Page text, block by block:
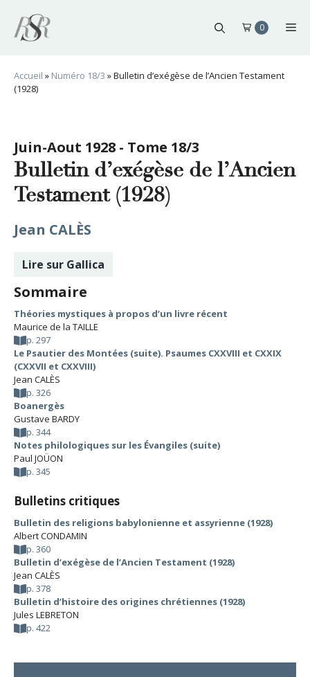
contenu
0
Accueil » Numéro 18/3 »Bulletin d’exégèse de l’Ancien Testament
(1928)
Juin-Aout 1928 - Tome 18/3
Bulletin d’exégèse de l’Ancien
Testament (1928)
Jean CALÈS
Lire sur Gallica
Sommaire
Théories mystiques à propos d’un livre récent
Maurice de la TAILLE
p. 297
Le Psautier des Montées (suite). Psaumes CXXVIII et CXXIX
(CXXVII et CXXVIII)
Jean CALÈS
p. 326
Boanergès
Gustave BARDY
p. 344
Notes philologiques sur les Évangiles (suite)
Paul JOÜON
p. 345
Bulletins critiques
Bulletin des religions babylonienne et assyrienne (1928)
Albert CONDAMIN
p. 360
Bulletin d’exégèse de l’Ancien Testament (1928)
Jean CALÈS
p. 378
Bulletin d’histoire des origines chrétiennes (1928)
Jules LEBRETON
p. 422